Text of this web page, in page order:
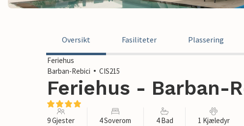
Oversikt Fasiliteter Plassering
Feriehus
Barban-Rebici
CIS215
Feriehus - Barban-
9 Gjester 4 Soverom 4 Bad 1 Kjæledyr